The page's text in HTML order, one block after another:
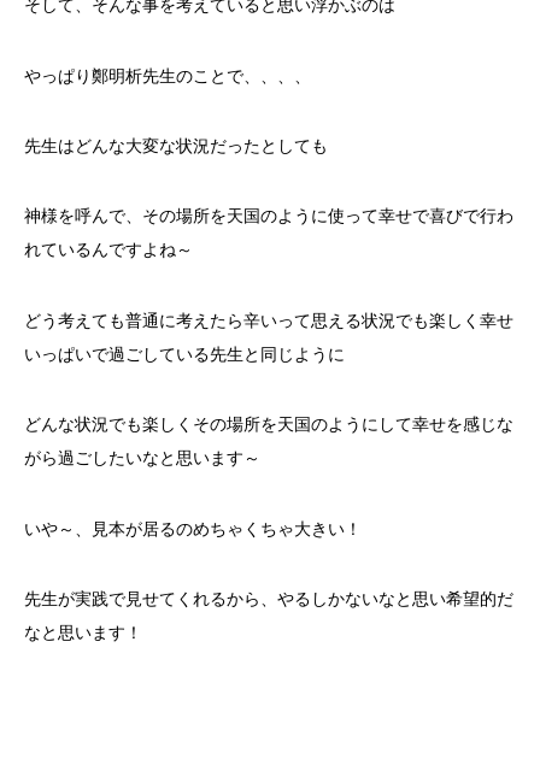
そして、そんな事を考えていると思い浮かぶのは
やっぱり鄭明析先生のことで、、、、
先生はどんな大変な状況だったとしても
神様を呼んで、その場所を天国のように使って幸せで喜びで行わ
れているんですよね～
どう考えても普通に考えたら辛いって思える状況でも楽しく幸せ
いっぱいで過ごしている先生と同じように
どんな状況でも楽しくその場所を天国のようにして幸せを感じな
がら過ごしたいなと思います～
いや～、見本が居るのめちゃくちゃ大きい！
先生が実践で見せてくれるから、やるしかないなと思い希望的だ
なと思います！